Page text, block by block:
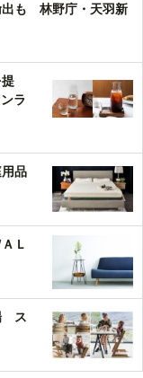
も 林野庁・天羽新
ラ
品
Ｌ
ス